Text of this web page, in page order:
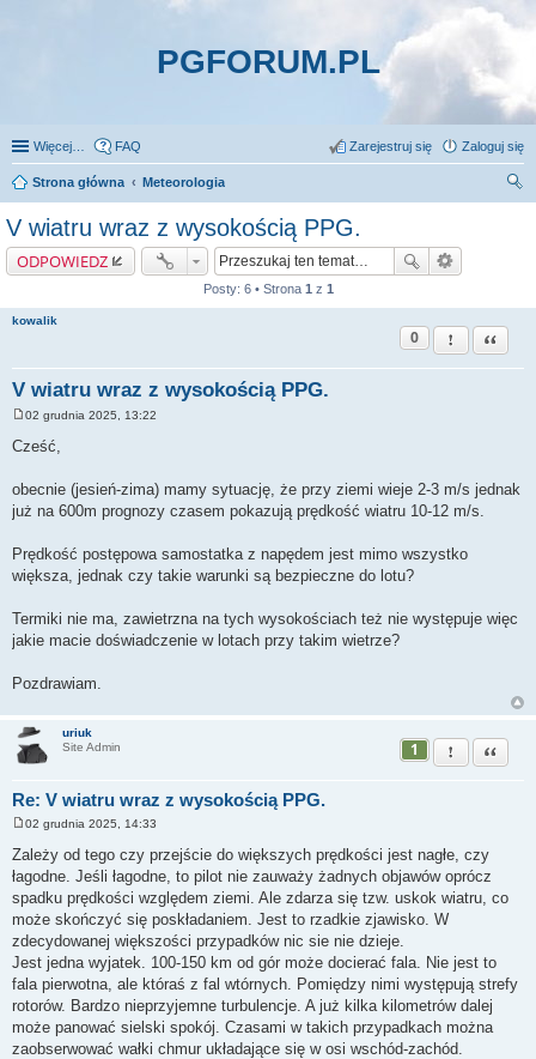
PGFORUM.PL
Więcej… FAQ Zaloguj się
Zarejestruj się
Strona główna
Meteorologia
V wiatru wraz z wysokością PPG.
ODPOWIEDZ
Posty: 6 • Strona 1 z 1
kowalik
V wiatru wraz z wysokością PPG.
0 Zgłoś ten post
Cytuj
s
02 grudnia 2025, 13:22
Cześć,
obecnie (jesień-zima) mamy sytuację, że przy ziemi wieje 2-3 m/s jednak
już na 600m prognozy czasem pokazują prędkość wiatru 10-12 m/s.
Prędkość postępowa samostatka z napędem jest mimo wszystko
większa, jednak czy takie warunki są bezpieczne do lotu?
Termiki nie ma, zawietrzna na tych wysokościach też nie występuje więc
jakie macie doświadczenie w lotach przy takim wietrze?
Pozdrawiam.
uriuk
Site Admin
Re: V wiatru wraz z wysokością PPG.
1 Zgłoś ten post
Cytuj
o
s
t
02 grudnia 2025, 14:33
Zależy od tego czy przejście do większych prędkości jest nagłe, czy
łagodne. Jeśli łagodne, to pilot nie zauważy żadnych objawów oprócz
spadku prędkości względem ziemi. Ale zdarza się tzw. uskok wiatru, co
może skończyć się poskładaniem. Jest to rzadkie zjawisko. W
zdecydowanej większości przypadków nic sie nie dzieje.
Jest jedna wyjatek. 100-150 km od gór może docierać fala. Nie jest to
fala pierwotna, ale któraś z fal wtórnych. Pomiędzy nimi występują strefy
rotorów. Bardzo nieprzyjemne turbulencje. A już kilka kilometrów dalej
może panować sielski spokój. Czasami w takich przypadkach można
zaobserwować wałki chmur układające się w osi wschód-zachód.